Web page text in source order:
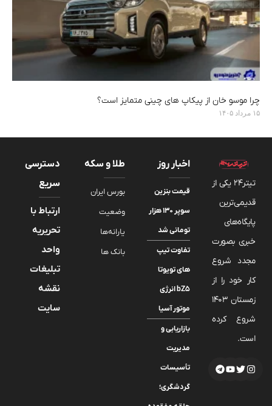
چرا موسو خان از پیکاپ های چینی متمایز است؟
۱۵ مرداد ۱۴۰۵
تیتر24 یکی از
قدیمی‌ترین
پایگاه‌های
خبری بصورت
مجدد شروع
کار خود را از
زمستان 1403
شروع کرده
است.
اخبار روز
قیمت بنزین
سوپر ۱۳۰ هزار
تومانی شد
تفاوت تیپ
های تویوتا
bZ5 انرژی
موتور آسیا
بازاریابی و
مدیریت
تأسیسات
گردشگری؛
طلا و سکه
بورس ایران
وضعیت
یارانه‌ها
بانک ها
دسترسی
سریع
ارتباط با
تحریریه
واحد
تبلیغات
نقشه
سایت